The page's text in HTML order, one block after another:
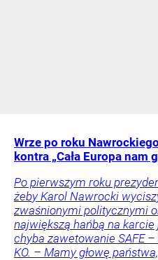
Wrze po roku
kontra „Cała Europa nam
Po pierwszym roku
żeby Karol Nawrocki
zwaśnionymi politycznymi
największą hańbą na
chyba zawetowanie SAFE
KO. – Mamy głowę